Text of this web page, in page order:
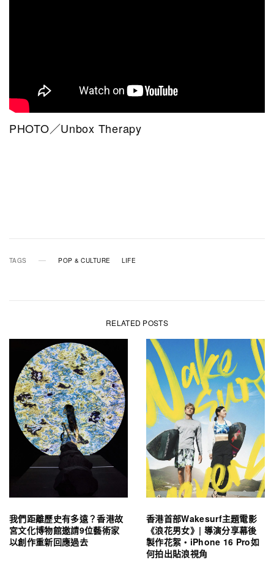
PHOTO／Unbox Therapy
TAGS POP & CULTURE LIFE
RELATED POSTS
我們距離歷史有多遠？香港故
宮文化博物館邀請9位藝術家
以創作重新回應過去
香港首部Wakesurf主題電影
《浪花男女》| 導演分享幕後
製作花絮・iPhone 16 Pro如
何拍出貼浪視角